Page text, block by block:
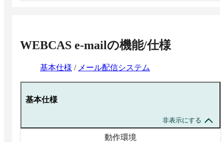
WEBCAS e-mailの機能/仕様
基本仕様 / メール配信システム
基本仕様
非表示にする
動作環境